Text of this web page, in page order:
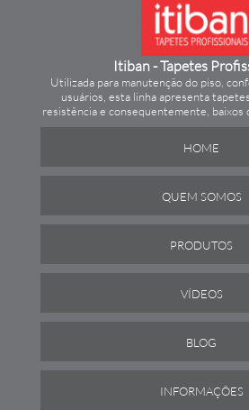
Itiban - Tapetes
Utilizada para manutenção do piso,
usuários, esta linha apresenta
resistência e consequentemente, baixos
HOME
QUEM SOMOS
PRODUTOS
VÍDEOS
BLOG
INFORMAÇÕES